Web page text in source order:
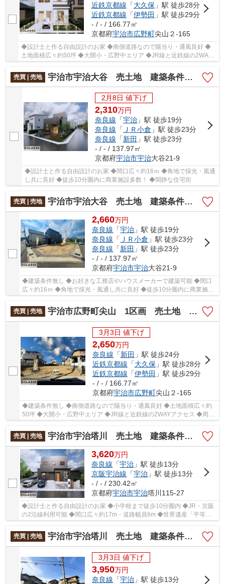
近鉄京都線 「大久保」駅 徒歩28分
近鉄京都線 「伊勢田 」駅 徒歩29分
- / - / 166.77㎡
京都府宇治市広野町尖山２-165
◆設計士と作る自由設計のお家 ◆南側道路なので陽当り・通風良好 ◆
土地面積広々約50坪 ◆大開小・広野中エリア ◆JR線と近鉄線の2WAY
アクセス ◆周辺お買い物施設充実
売買 | 売地
宇治市宇治大谷 売土地 建築条件付き
2月8日 値下げ
2,310万円
奈良線 「宇治」駅 徒歩19分
奈良線 「 ＪＲ小倉 」駅 徒歩23分
奈良線 「新田 」駅 徒歩23分
- / - / 137.97㎡
京都府宇治市宇治大谷21-9
◆設計士と作る自由設計のお家 ◆間口広々約16ｍ ◆角地で採光・風通
し共に良好 ◆徒歩10分圏内に商業施設多数！ ◆閑静な住宅街
売買 | 売地 宇治市宇治大谷 売土地 建築条件無し
2,660万円
奈良線 「宇治 」駅 徒歩19分
奈良線 「 ＪＲ小倉 」駅 徒歩23分
奈良線 「新田 」駅 徒歩23分
- / - / 137.97㎡
京都府宇治市宇治大谷21-9
◆建築条件無し ◆お好きな工務店やハウスメーカーで建築可能 ◆間口
広々約16ｍ ◆角地で採光・風通し共に良好 ◆徒歩10分圏内に商業施設
売買 | 売地
宇治市広野町尖山 1区画 売土地 建築条件無し
3月3日 値下げ
2,650万円
奈良線 「新田 」駅 徒歩24分
近鉄京都線 「大久保」駅 徒歩28分
近鉄京都線 「伊勢田 」駅 徒歩29分
- / - / 166.77㎡
京都府宇治市広野町尖山２-165
◆建築条件無し ◆南側道路なので陽当り・通風良好 ◆土地面積広々約
50坪 ◆大開小・広野中エリア ◆JR線と近鉄線の2WAYアクセス ◆周辺
売買 | 売地
宇治市宇治塔川 売土地 建築条件付き
3,620万円
奈良線 「宇治 」駅 徒歩13分
京阪宇治線 「宇治 」駅 徒歩13分
- / - / 230.42㎡
京都府宇治市宇治塔川115-27
◆設計士と作る自由設計のお家 ◆小学校まで徒歩10分圏内 ◆JR・京阪
の2沿線利用可能 ◆間口広々約17m・道路幅員6m ◆世界遺産「平等院
売買 | 売地
宇治市宇治塔川 売土地 建築条件無し
3月3日 値下げ
3,950万円
奈良線 「宇治 」駅 徒歩13分